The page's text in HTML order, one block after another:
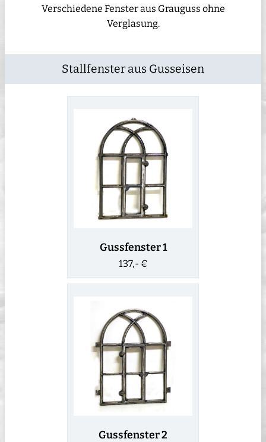
Verschiedene Fenster aus Grauguss ohne
Verglasung.
Stallfenster aus Gusseisen
Gussfenster 1
137,- €
Gussfenster 2